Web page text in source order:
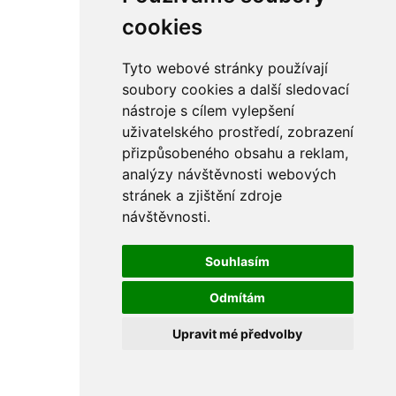
cookies
Tyto webové stránky používají
soubory cookies a další sledovací
nástroje s cílem vylepšení
uživatelského prostředí, zobrazení
přizpůsobeného obsahu a reklam,
analýzy návštěvnosti webových
stránek a zjištění zdroje
návštěvnosti.
Souhlasím
Odmítám
Upravit mé předvolby
řetězy
ostatní části
sekundární
sání
sedla
spojovací materiál
matice
podložky
pojistné kroužky
šrouby
výbava
výfuky a kolena
bowdeny a lanka
filtry
gufera